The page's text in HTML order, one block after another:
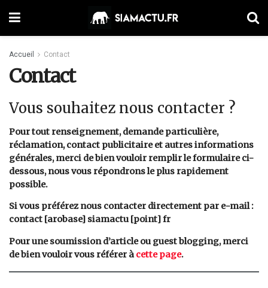
Accueil Contact
Contact
Vous souhaitez nous contacter ?
Pour tout renseignement, demande particulière,
réclamation, contact publicitaire et autres informations
générales, merci de bien vouloir remplir le formulaire ci-
dessous, nous vous répondrons le plus rapidement
possible.
Si vous préférez nous contacter directement par e-mail :
contact [arobase] siamactu [point] fr
Pour une soumission d’article ou guest blogging, merci
de bien vouloir vous référer àcette page.